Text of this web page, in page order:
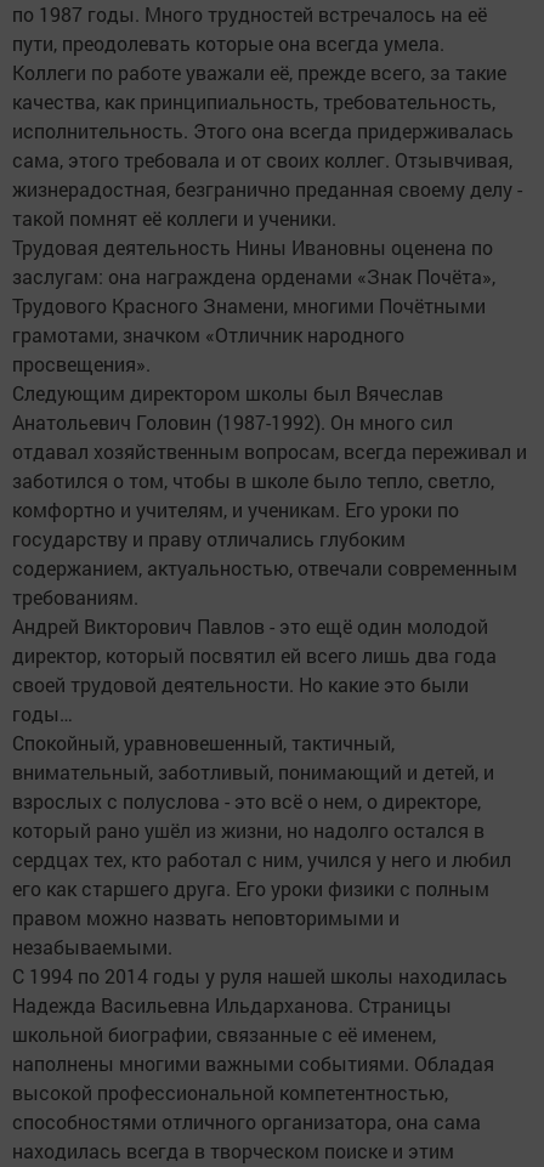
по 1987 годы. Много трудностей встречалось на её
пути, преодолевать которые она всегда умела.
Коллеги по работе уважали её, прежде всего, за такие
качества, как принципиальность, требовательность,
исполнительность. Этого она всегда придерживалась
сама, этого требовала и от своих коллег. Отзывчивая,
жизнерадостная, безгранично преданная своему делу -
такой помнят её коллеги и ученики.
Трудовая деятельность Нины Ивановны оценена по
заслугам: она награждена орденами «Знак Почёта»,
Трудового Красного Знамени, многими Почётными
грамотами, значком «Отличник народного
просвещения».
Следующим директором школы был Вячеслав
Анатольевич Головин (1987-1992). Он много сил
отдавал хозяйственным вопросам, всегда переживал и
заботился о том, чтобы в школе было тепло, светло,
комфортно и учителям, и ученикам. Его уроки по
государству и праву отличались глубоким
содержанием, актуальностью, отвечали современным
требованиям.
Андрей Викторович Павлов - это ещё один молодой
директор, который посвятил ей всего лишь два года
своей трудовой деятельности. Но какие это были
годы…
Спокойный, уравновешенный, тактичный,
внимательный, заботливый, понимающий и детей, и
взрослых с полуслова - это всё о нем, о директоре,
который рано ушёл из жизни, но надолго остался в
сердцах тех, кто работал с ним, учился у него и любил
его как старшего друга. Его уроки физики с полным
правом можно назвать неповторимыми и
незабываемыми.
С 1994 по 2014 годы у руля нашей школы находилась
Надежда Васильевна Ильдарханова. Страницы
школьной биографии, связанные с её именем,
наполнены многими важными событиями. Обладая
высокой профессиональной компетентностью,
способностями отличного организатора, она сама
находилась всегда в творческом поиске и этим